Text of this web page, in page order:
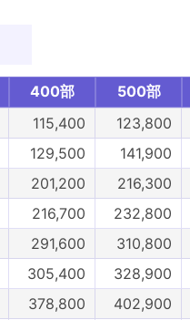
400部 500部
115,400 123,800
129,500 141,900
201,200 216,300
216,700 232,800
291,600 310,800
305,400 328,900
378,800 402,900